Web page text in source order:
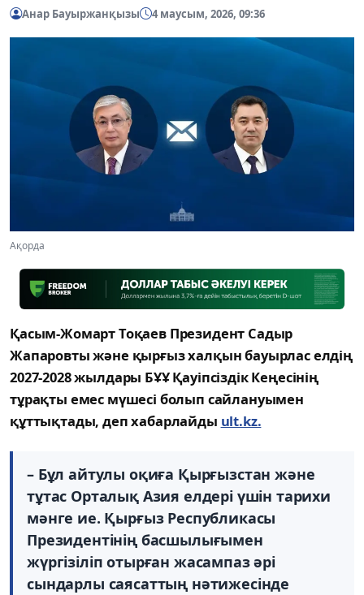
Анар Бауыржанқызы 4 маусым, 2026, 09:36
Ақорда
Қасым-Жомарт Тоқаев Президент Садыр
Жапаровты және қырғыз халқын бауырлас елдің
2027-2028 жылдары БҰҰ Қауіпсіздік Кеңесінің
тұрақты емес мүшесі болып сайлануымен
құттықтады, деп хабарлайды ult.kz.
– Бұл айтулы оқиға Қырғызстан және
тұтас Орталық Азия елдері үшін тарихи
мәнге ие. Қырғыз Республикасы
Президентінің басшылығымен
жүргізіліп отырған жасампаз әрі
сындарлы саясаттың нәтижесінде